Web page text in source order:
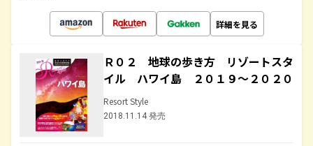
詳細を見る
Ｒ０２ 地球の歩き方 リゾートスタ
イル ハワイ島 ２０１９～２０２０
Resort Style
2018.11.14 発売